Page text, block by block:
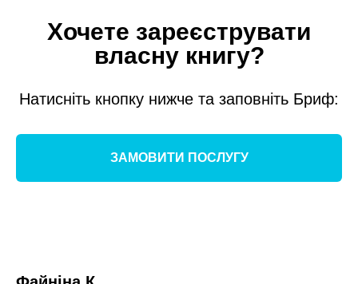
Хочете зареєструвати
власну книгу?
Натисніть кнопку нижче та заповніть Бриф:
ЗАМОВИТИ ПОСЛУГУ